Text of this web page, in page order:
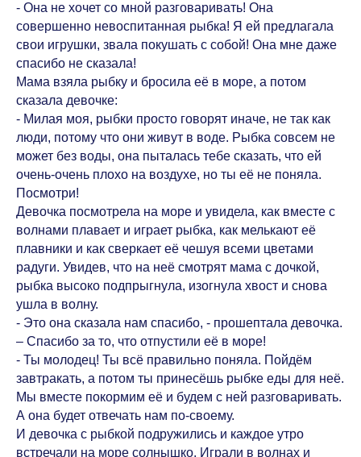
- Она не хочет со мной разговаривать! Она
совершенно невоспитанная рыбка! Я ей предлагала
свои игрушки, звала покушать с собой! Она мне даже
спасибо не сказала!
Мама взяла рыбку и бросила её в море, а потом
сказала девочке:
- Милая моя, рыбки просто говорят иначе, не так как
люди, потому что они живут в воде. Рыбка совсем не
может без воды, она пыталась тебе сказать, что ей
очень-очень плохо на воздухе, но ты её не поняла.
Посмотри!
Девочка посмотрела на море и увидела, как вместе с
волнами плавает и играет рыбка, как мелькают её
плавники и как сверкает её чешуя всеми цветами
радуги. Увидев, что на неё смотрят мама с дочкой,
рыбка высоко подпрыгнула, изогнула хвост и снова
ушла в волну.
- Это она сказала нам спасибо, - прошептала девочка.
– Спасибо за то, что отпустили её в море!
- Ты молодец! Ты всё правильно поняла. Пойдём
завтракать, а потом ты принесёшь рыбке еды для неё.
Мы вместе покормим её и будем с ней разговаривать.
А она будет отвечать нам по-своему.
И девочка с рыбкой подружились и каждое утро
встречали на море солнышко. Играли в волнах и